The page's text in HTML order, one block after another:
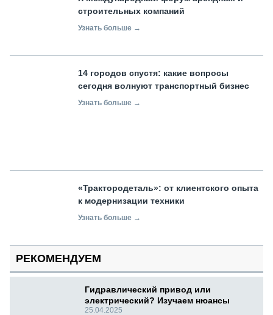
строительных компаний
Узнать больше →
14 городов спустя: какие вопросы
сегодня волнуют транспортный бизнес
Узнать больше →
«Трактородеталь»: от клиентского опыта
к модернизации техники
Узнать больше →
РЕКОМЕНДУЕМ
Гидравлический привод или
электрический? Изучаем нюансы
25.04.2025